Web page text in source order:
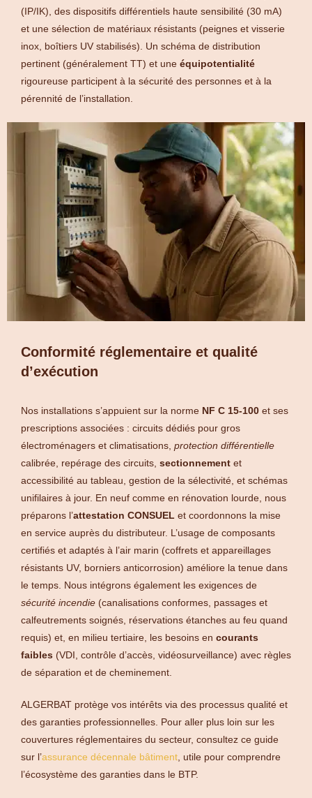
(IP/IK), des dispositifs différentiels haute sensibilité (30 mA)
et une sélection de matériaux résistants (peignes et visserie
inox, boîtiers UV stabilisés). Un schéma de distribution
pertinent (généralement TT) et une équipotentialité
rigoureuse participent à la sécurité des personnes et à la
pérennité de l’installation.
Conformité réglementaire et qualité
d’exécution
Nos installations s’appuient sur la norme NF C 15‑100 et ses
prescriptions associées : circuits dédiés pour gros
électroménagers et climatisations, protection différentielle
calibrée, repérage des circuits, sectionnement et
accessibilité au tableau, gestion de la sélectivité, et schémas
unifilaires à jour. En neuf comme en rénovation lourde, nous
préparons l’attestation CONSUEL et coordonnons la mise
en service auprès du distributeur. L’usage de composants
certifiés et adaptés à l’air marin (coffrets et appareillages
résistants UV, borniers anticorrosion) améliore la tenue dans
le temps. Nous intégrons également les exigences de
sécurité incendie (canalisations conformes, passages et
calfeutrements soignés, réservations étanches au feu quand
requis) et, en milieu tertiaire, les besoins en courants
faibles (VDI, contrôle d’accès, vidéosurveillance) avec règles
de séparation et de cheminement.
ALGERBAT protège vos intérêts via des processus qualité et
des garanties professionnelles. Pour aller plus loin sur les
couvertures réglementaires du secteur, consultez ce guide
sur l’assurance décennale bâtiment, utile pour comprendre
l’écosystème des garanties dans le BTP.